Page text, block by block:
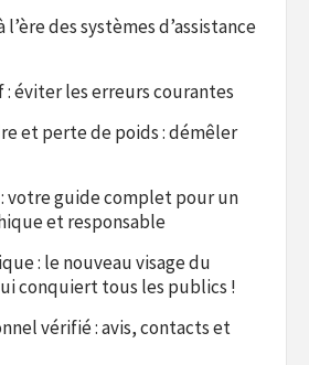
des systèmes d’assistance
éviter les erreurs courantes
et perte de poids : démêler
votre guide complet pour un
et responsable
: le nouveau visage du
conquiert tous les publics !
vérifié : avis, contacts et